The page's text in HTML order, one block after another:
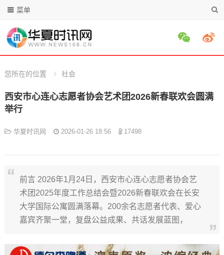
菜单
您所在的位置 社会
西安市心连心志愿者协会艺术团2026新春联欢会圆满
举行
华夏时讯网 2026-01-26 18:56 17498
前言 2026年1月24日，西安市心连心志愿者协会艺
术团2025年度工作总结会暨2026新春联欢会在长安
大学国际公寓圆满落幕。200余名志愿者代表、爱心
嘉宾齐聚一堂，复盘公益成果、共话发展蓝图，